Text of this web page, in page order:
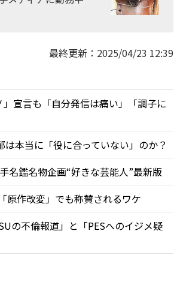
最終更新： 2025/04/23 12:39
宣言も「自分発信は痛い」「調子に
本当に「役に合っていない」のか？
名鑑名物企画“好きな芸能人”最新版
原作改変」でも称賛されるワケ
の不倫報道」と「PESへのイジメ疑